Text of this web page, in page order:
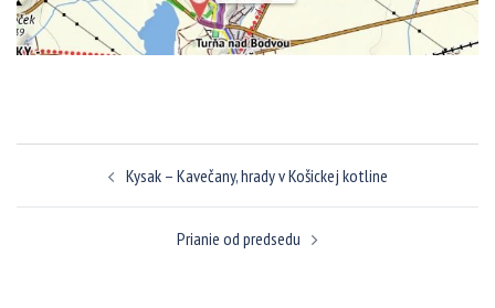
článkamiKysak – Kavečany, hrady v Košickej kotline
Prianie od predsedu